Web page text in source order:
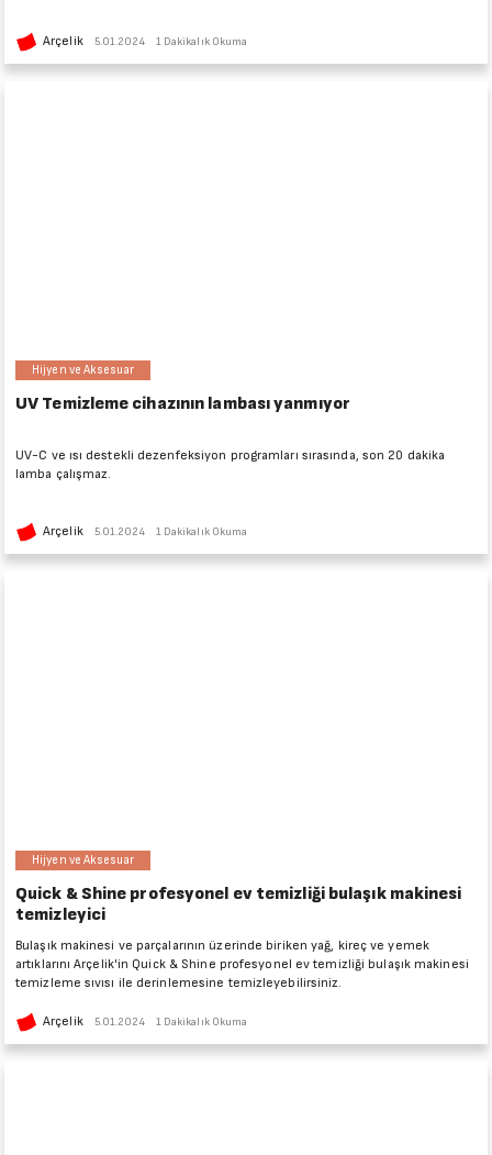
Arçelik 5.01.2024 1 Dakikalık Okuma
Hijyen ve Aksesuar
UV Temizleme cihazının lambası yanmıyor
UV-C ve ısı destekli dezenfeksiyon programları sırasında, son 20 dakika
lamba çalışmaz.
Arçelik 5.01.2024 1 Dakikalık Okuma
Hijyen ve Aksesuar
Quick & Shine profesyonel ev temizliği bulaşık makinesi
temizleyici
Bulaşık makinesi ve parçalarının üzerinde biriken yağ, kireç ve yemek
artıklarını Arçelik'in Quick & Shine profesyonel ev temizliği bulaşık makinesi
temizleme sıvısı ile derinlemesine temizleyebilirsiniz.
Arçelik 5.01.2024 1 Dakikalık Okuma